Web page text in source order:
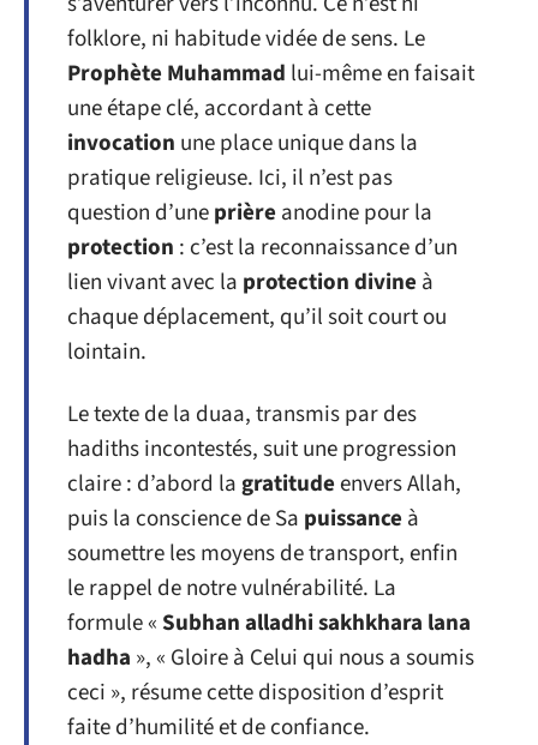
folklore, ni habitude vidée de sens. Le
Prophète Muhammad lui-même en faisait
une étape clé, accordant à cette
invocation une place unique dans la
pratique religieuse. Ici, il n’est pas
question d’uneprière anodine pour la
protection : c’est la reconnaissance d’un
lien vivant avec la protection divine à
chaque déplacement, qu’il soit court ou
lointain.
Le texte de la duaa, transmis par des
hadiths incontestés, suit une progression
claire : d’abord lagratitudeenvers Allah,
puis la conscience de Sa puissance à
soumettre les moyens de transport, enfin
le rappel de notre vulnérabilité. La
formule «Subhan alladhi sakhkhara lana
hadha », « Gloire à Celui qui nous a soumis
ceci », résume cette disposition d’esprit
faite d’humilité et de confiance.